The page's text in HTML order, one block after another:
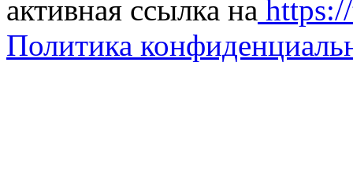
активная ссылка на
Политика